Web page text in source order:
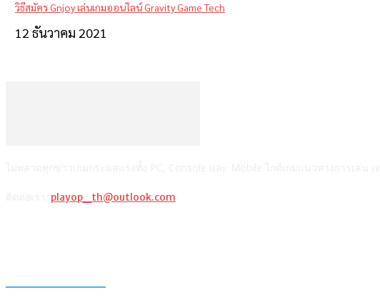
วิธีสมัคร Gnjoy เล่นเกมออนไลน์ Gravity Game Tech
12 ธันวาคม 2021
playop_th@outlook.com